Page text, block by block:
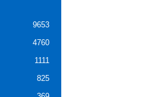
9653
4760
1111
825